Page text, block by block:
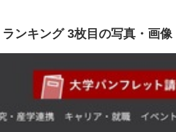
ンキング 3枚目の写真・画像